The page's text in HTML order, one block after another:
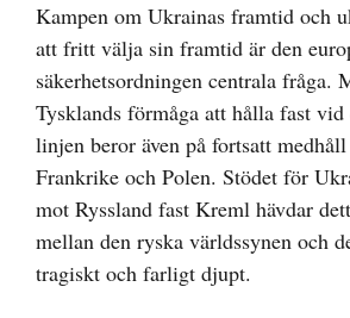
Kampen om Ukrainas framtid och
att fritt välja sin framtid är den
säkerhetsordningen centrala fråga.
Tysklands förmåga att hålla fast
linjen beror även på fortsatt
Frankrike och Polen. Stödet för
mot Ryssland fast Kreml hävdar
mellan den ryska världssynen och
tragiskt och farligt djupt.